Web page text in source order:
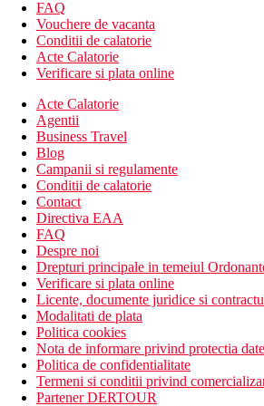
Descrierea hotelului
hol de intrare cu receptie
restaurantul principal
3 restaurante a la carte
WiFi (gratuit in tot hotelul)
lifturi
bar langa piscina
gradini
piscina interioara (in complexul
fitness
bunastare
mini club pentru copii (4-11 ani)
minimarket
inchirieri auto
coafor
babysitting (contra cost)
posibilitatea de carucioare pentru
spalatorie
Descrierea plajei
plaja cu nisip lunga de 600 m, la
plaja este comuna cu hotelul Villa
FAQ
Vouchere de vacanta
Conditii de calatorie
Acte Calatorie
Verificare si plata online
Acte Calatorie
Agentii
Business Travel
Blog
Campanii si regulamente
Conditii de calatorie
Contact
Directiva EAA
FAQ
Despre noi
Drepturi principale in temeiul
Verificare si plata online
Licente, documente juridice si
Modalitati de plata
Politica cookies
Nota de informare privind protectia
Politica de confidentialitate
Termeni si conditii privind
Partener DERTOUR